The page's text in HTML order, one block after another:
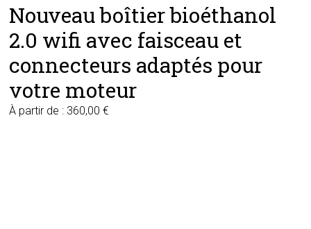
Nouveau boîtier bioéthanol
2.0 wifi avec faisceau et
connecteurs adaptés pour
votre moteur
À partir de : 360,00€